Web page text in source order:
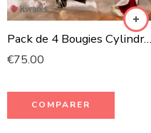
Pack de 4 Bougies Cylindres Parfumées
€75.00
COMPARER